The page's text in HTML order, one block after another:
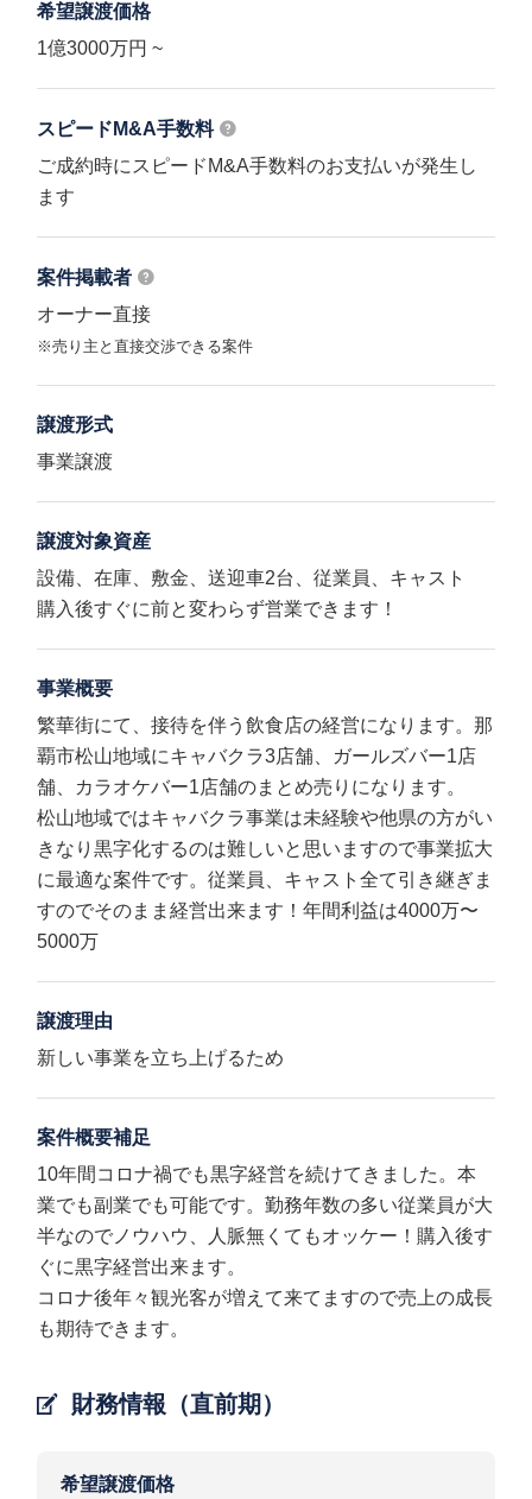
希望譲渡価格
1億3000万円 ~
スピードM&A手数料
ご成約時にスピードM&A手数料のお支払いが発生し
ます
案件掲載者
オーナー直接
※売り主と直接交渉できる案件
譲渡形式
事業譲渡
譲渡対象資産
設備、在庫、敷金、送迎車2台、従業員、キャスト
購入後すぐに前と変わらず営業できます！
事業概要
繁華街にて、接待を伴う飲食店の経営になります。那
覇市松山地域にキャバクラ3店舗、ガールズバー1店
舗、カラオケバー1店舗のまとめ売りになります。
松山地域ではキャバクラ事業は未経験や他県の方がい
きなり黒字化するのは難しいと思いますので事業拡大
に最適な案件です。従業員、キャスト全て引き継ぎま
すのでそのまま経営出来ます！年間利益は4000万〜
5000万
譲渡理由
新しい事業を立ち上げるため
案件概要補足
10年間コロナ禍でも黒字経営を続けてきました。本
業でも副業でも可能です。勤務年数の多い従業員が大
半なのでノウハウ、人脈無くてもオッケー！購入後す
ぐに黒字経営出来ます。
コロナ後年々観光客が増えて来てますので売上の成長
も期待できます。
財務情報（直前期）
希望譲渡価格